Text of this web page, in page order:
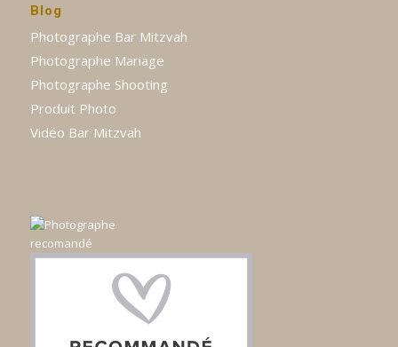
Blog
Photographe Bar Mitzvah
Photographe Mariage
Photographe Shooting
Produit Photo
Vidéo Bar Mitzvah